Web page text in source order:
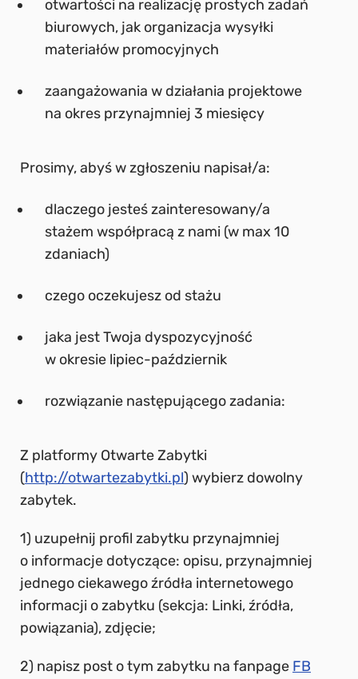
otwartości na realizację prostych zadań
biurowych, jak organizacja wysyłki
materiałów promocyjnych
zaangażowania w działania projektowe
na okres przynajmniej 3 miesięcy
Prosimy, abyś w zgłoszeniu napisał/a:
dlaczego jesteś zainteresowany/a
stażem współpracą z nami (w max 10
zdaniach)
czego oczekujesz od stażu
jaka jest Twoja dyspozycyjność
w okresie lipiec-październik
rozwiązanie następującego zadania:
Z platformy Otwarte Zabytki
(http://otwartezabytki.pl) wybierz dowolny
zabytek.
1) uzupełnij profil zabytku przynajmniej
o informacje dotyczące: opisu, przynajmniej
jednego ciekawego źródła internetowego
informacji o zabytku (sekcja: Linki, źródła,
powiązania), zdjęcie;
2) napisz post o tym zabytku na fanpage FB